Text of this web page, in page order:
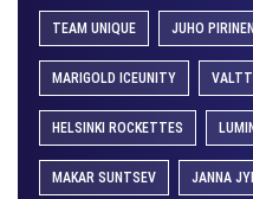
TEAM UNIQUE JUHO PIRINEN
MARIGOLD ICEUNITY
HELSINKI ROCKETTES
MAKAR SUNTSEV JANNA